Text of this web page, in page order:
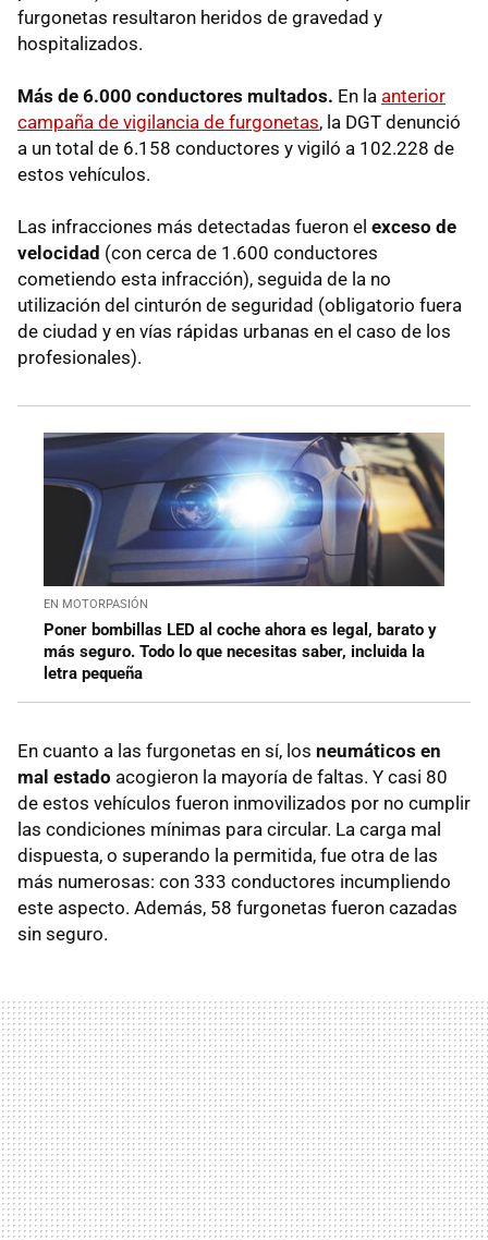
furgonetas resultaron heridos de gravedad y
hospitalizados.
Más de 6.000 conductores multados. En la anterior
campaña de vigilancia de furgonetas, la DGT denunció
a un total de 6.158 conductores y vigiló a 102.228 de
estos vehículos.
Las infracciones más detectadas fueron el exceso de
velocidad (con cerca de 1.600 conductores
cometiendo esta infracción), seguida de la no
utilización del cinturón de seguridad (obligatorio fuera
de ciudad y en vías rápidas urbanas en el caso de los
profesionales).
EN MOTORPASIÓN
Poner bombillas LED al coche ahora es legal, barato y
más seguro. Todo lo que necesitas saber, incluida la
letra pequeña
En cuanto a las furgonetas en sí, los neumáticos en
mal estado acogieron la mayoría de faltas. Y casi 80
de estos vehículos fueron inmovilizados por no cumplir
las condiciones mínimas para circular. La carga mal
dispuesta, o superando la permitida, fue otra de las
más numerosas: con 333 conductores incumpliendo
este aspecto. Además, 58 furgonetas fueron cazadas
sin seguro.